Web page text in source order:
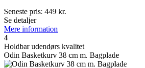
Seneste pris: 449 kr.
Se detaljer
Mere information
4
Holdbar udendørs kvalitet
Odin Basketkurv 38 cm m. Bagplade